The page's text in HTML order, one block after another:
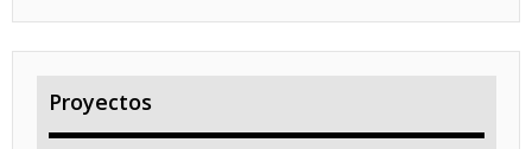
Proyectos